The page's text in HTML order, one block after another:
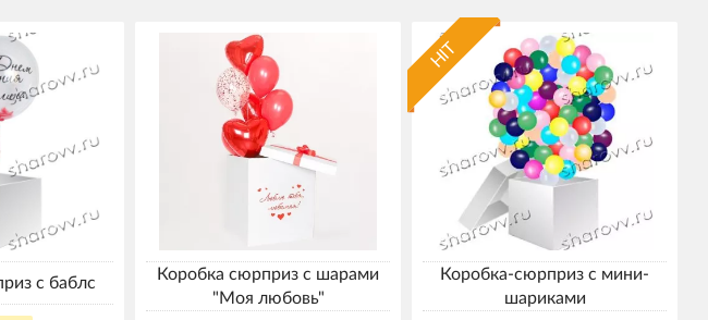
с баблс
Коробка сюрприз с шарами
"Моя любовь"
HIT
Коробка-сюрприз с мини-
шариками